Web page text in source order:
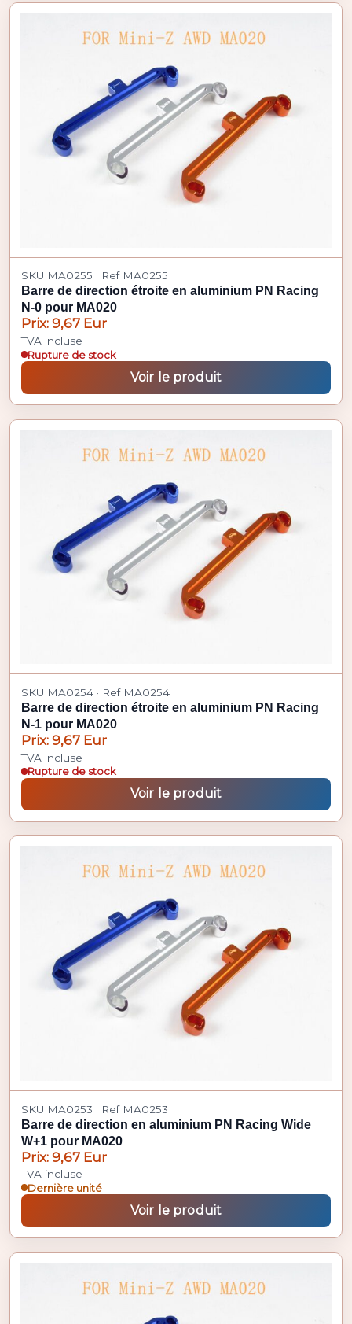
SKU MA0255 · Ref MA0255
Barre de direction étroite en aluminium PN Racing
N-0 pour MA020
Prix: 9,67 Eur
TVA incluse
Rupture de stock
Voir le produit
SKU MA0254 · Ref MA0254
Barre de direction étroite en aluminium PN Racing
N-1 pour MA020
Prix: 9,67 Eur
TVA incluse
Rupture de stock
Voir le produit
SKU MA0253 · Ref MA0253
Barre de direction en aluminium PN Racing Wide
W+1 pour MA020
Prix: 9,67 Eur
TVA incluse
Dernière unité
Voir le produit